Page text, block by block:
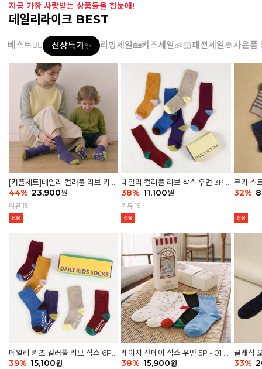
지금 가장 사랑받는 상품들을 한눈에!
데일리라이크 BEST
베스트👍🏻 신상특가✨ 리빙세일🏡키즈세일👶🏻패션세일🧆사은품
[커플세트]데일리 컬러풀 리브 키즈
6P & 우먼3P 삭스세트
44% 23,900원
리뷰 15
데일리 컬러풀 리브 삭스 우먼 3P
세트
38% 11,100원
리뷰 15
데일리 키즈 컬러풀 리브 삭스 6P -
03 세트
39% 15,100원
레이지 선데이 삭스 우먼 5P - 01 G
athering
38% 15,900원
쿠키 스
32%
클래식
세트
33%